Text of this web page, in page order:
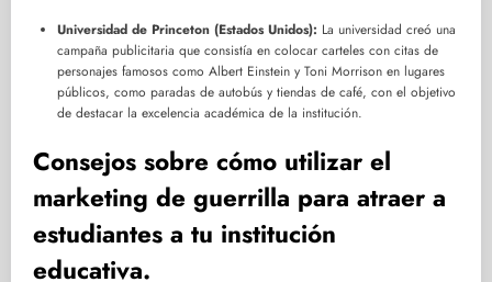
Universidad de Princeton (Estados Unidos): La universidad creó una
campaña publicitaria que consistía en colocar carteles con citas de
personajes famosos como Albert Einstein y Toni Morrison en lugares
públicos, como paradas de autobús y tiendas de café, con el objetivo
de destacar la excelencia académica de la institución.
Consejos sobre cómo utilizar el
marketing de guerrilla para atraer a
estudiantes a tu institución
educativa.